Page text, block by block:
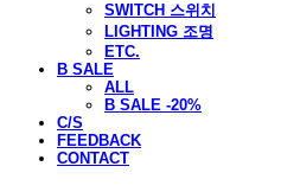
SWITCH 스위치
LIGHTING 조명
ETC.
B SALE
ALL
B SALE -20%
C/S
FEEDBACK
CONTACT